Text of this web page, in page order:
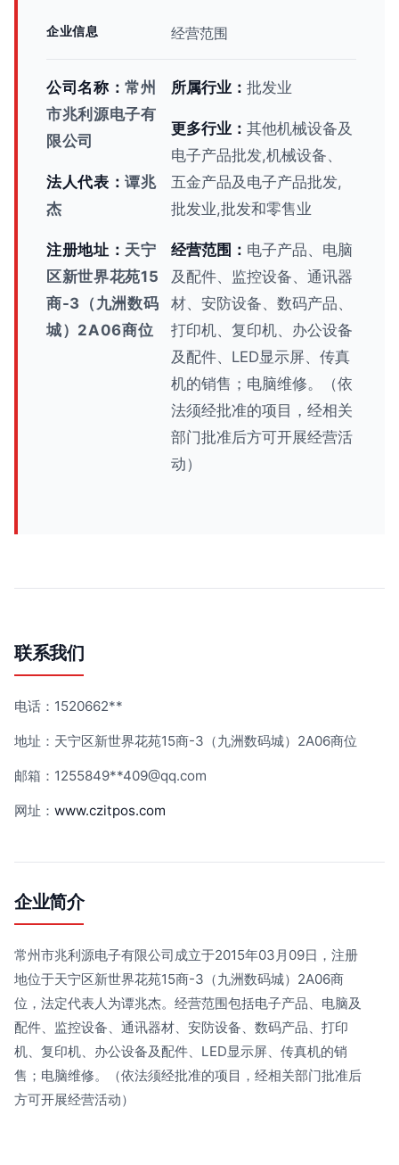
企业信息 经营范围
公司名称：常州
市兆利源电子有
限公司
法人代表：谭兆
杰
注册地址： 天宁
区新世界花苑15
商-3（九洲数码
城）2A06商位
所属行业： 批发业
更多行业： 其他机械设备及
电子产品批发,机械设备、
五金产品及电子产品批发,
批发业,批发和零售业
经营范围： 电子产品、电脑
及配件、监控设备、通讯器
材、安防设备、数码产品、
打印机、复印机、办公设备
及配件、LED显示屏、传真
机的销售；电脑维修。（依
法须经批准的项目，经相关
部门批准后方可开展经营活
动）
联系我们
电话：1520662**
地址：天宁区新世界花苑15商-3（九洲数码城）2A06商位
邮箱：1255849**409@qq.com
网址： www.czitpos.com
企业简介
常州市兆利源电子有限公司成立于2015年03月09日，注册
地位于天宁区新世界花苑15商-3（九洲数码城）2A06商
位，法定代表人为谭兆杰。经营范围包括电子产品、电脑及
配件、监控设备、通讯器材、安防设备、数码产品、打印
机、复印机、办公设备及配件、LED显示屏、传真机的销
售；电脑维修。（依法须经批准的项目，经相关部门批准后
方可开展经营活动）